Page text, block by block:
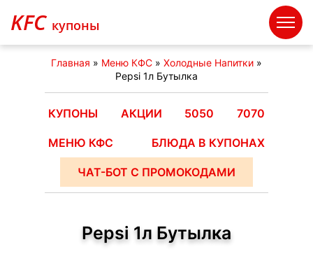
KFC купоны
Главная » Меню КФС » Холодные Напитки »
Pepsi 1л Бутылка
КУПОНЫ АКЦИИ 5050 7070
МЕНЮ КФС БЛЮДА В КУПОНАХ
ЧАТ-БОТ С ПРОМОКОДАМИ
Pepsi 1л Бутылка